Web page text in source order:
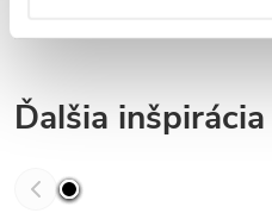
Ďalšia inšpirácia